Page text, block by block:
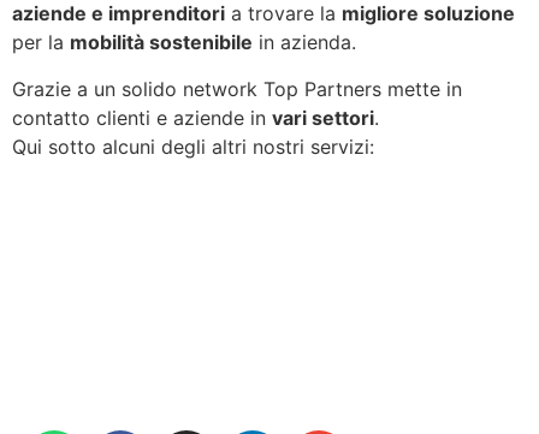
aziende e imprenditori a trovare la migliore soluzione
per la mobilità sostenibile in azienda.
Grazie a un solido network Top Partners mette in
contatto clienti e aziende in vari settori.
Qui sotto alcuni degli altri nostri servizi: